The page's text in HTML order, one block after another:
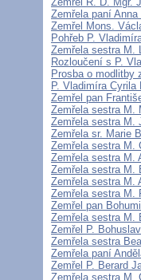
Zemřela paní
Zemřel Mons.
Pohřeb P.
Zemřela sestra M.
Rozloučení s P.
Prosba o modlitby
P. Vladimíra Cyrila
Zemřel pan
Zemřela sestra M.
Zemřela sestra M.
Zemřela sr. Marie
Zemřela sestra M.
Zemřela sestra M.
Zemřela sestra M.
Zemřela sestra M.
Zemřela sestra M.
Zemřel pan
Zemřela sestra M.
Zemřel P.
Zemřela sestra
Zemřela paní
Zemřel P. Berard
Zemřela sestra M.